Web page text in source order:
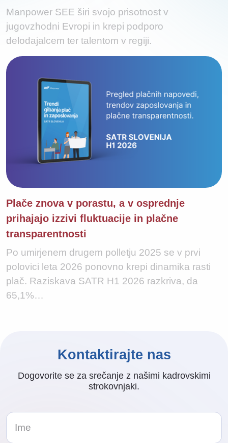
Manpower SEE širi svojo prisotnost v
jugovzhodni Evropi in krepi podporo
delodajalcem ter talentom v regiji.
Plače znova v porastu, a v osprednje
prihajajo izzivi fluktuacije in plačne
transparentnosti
Po umirjenem drugem polletju 2025 se v prvi
polovici leta 2026 ponovno krepi dinamika rasti
plač. Raziskava SATR H1 2026 razkriva, da
65,1%…
Kontaktirajte nas
Dogovorite se za srečanje z našimi kadrovskimi
strokovnjaki.